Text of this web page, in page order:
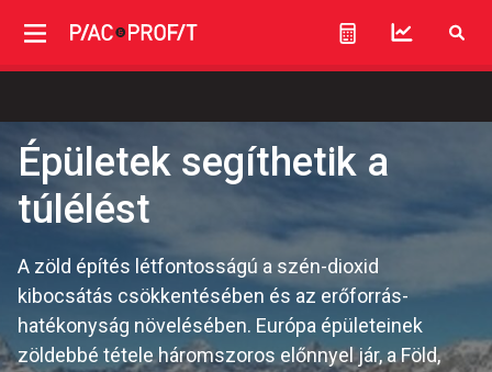
Épületek segíthetik a
túlélést
A zöld építés létfontosságú a szén-dioxid
kibocsátás csökkentésében és az erőforrás-
hatékonyság növelésében. Európa épületeinek
zöldebbé tétele háromszoros előnnyel jár, a Föld,